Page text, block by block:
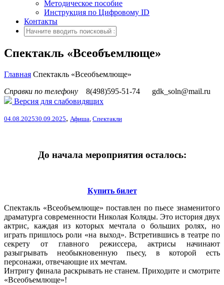
Методическое пособие
Инструкция по Цифровому ID
Контакты
Спектакль «Всеобъемлюще»
Главная Спектакль «Всеобъемлюще»
Справки по телефону
8(498)595-51-74
gdk_soln@mail.ru
Версия для слабовидящих
04.08.202530.09.2025, Афиша Спектакли
До начала мероприятия осталось:
Купить билет
Спектакль «Всеобъемлюще» поставлен по пьесе знаменитого
драматурга современности Николая Коляды. Это история двух
актрис, каждая из которых мечтала о больших ролях, но
играть пришлось роли «на выход». Встретившись в театре по
секрету от главного режиссера, актрисы начинают
разыгрывать необыкновенную пьесу, в которой есть
персонажи, отвечающие их мечтам.
Интригу финала раскрывать не станем. Приходите и смотрите
«Всеобъемлюще»!